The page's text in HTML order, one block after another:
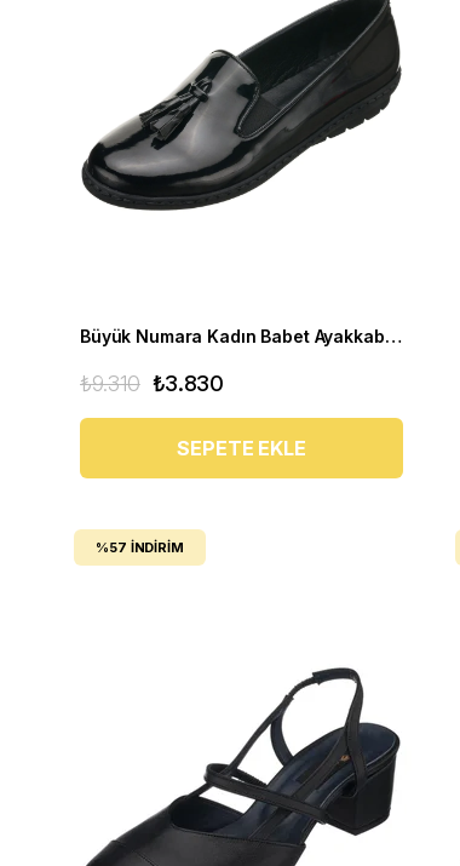
Büyük Numara Kadın Babet Ayakkabı R8210- Siyah Rugan
₺3.830
₺9.310
SEPETE EKLE
%57 İNDIRIM